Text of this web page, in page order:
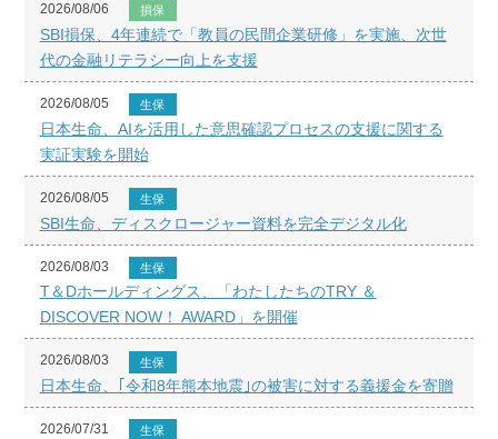
2026/08/06 損保
SBI損保、4年連続で「教員の民間企業研修」を実施、次世
代の金融リテラシー向上を支援
2026/08/05 生保
日本生命、AIを活用した意思確認プロセスの支援に関する
実証実験を開始
2026/08/05 生保
SBI生命、ディスクロージャー資料を完全デジタル化
2026/08/03 生保
T＆Dホールディングス、「わたしたちのTRY ＆
DISCOVER NOW！ AWARD」を開催
2026/08/03 生保
日本生命、｢令和8年熊本地震｣の被害に対する義援金を寄贈
2026/07/31 生保